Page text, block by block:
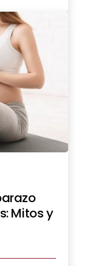
Mitos y